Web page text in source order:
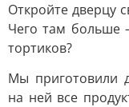
Откройте дверцу
Чего там больше
тортиков?
Мы приготовили
на ней все